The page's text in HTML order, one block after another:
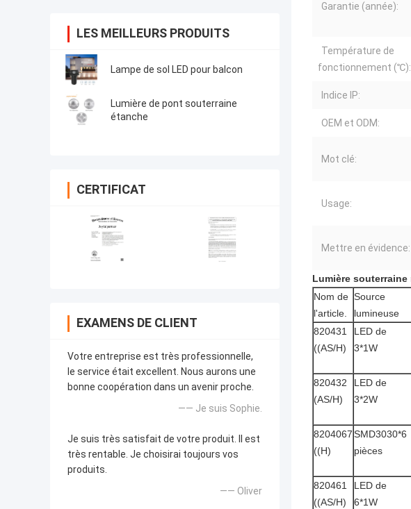
LES MEILLEURS PRODUITS
Lampe de sol LED pour balcon
Lumière de pont souterraine
étanche
CERTIFICAT
EXAMENS DE CLIENT
Votre entreprise est très professionnelle,
le service était excellent. Nous aurons une
bonne coopération dans un avenir proche.
—— Je suis Sophie.
Je suis très satisfait de votre produit. Il est
très rentable. Je choisirai toujours vos
produits.
—— Oliver
Garantie (année):
Température de
fonctionnement (℃):
Indice IP:
OEM et ODM:
Mot clé:
Usage:
Mettre en évidence:
Lumière souterraine
Nom de
l'article.
Source
lumineuse
820431
((AS/H)
LED de
3*1W
820432
(AS/H)
LED de
3*2W
8204067
((H)
SMD3030*6
pièces
820461
((AS/H)
LED de
6*1W